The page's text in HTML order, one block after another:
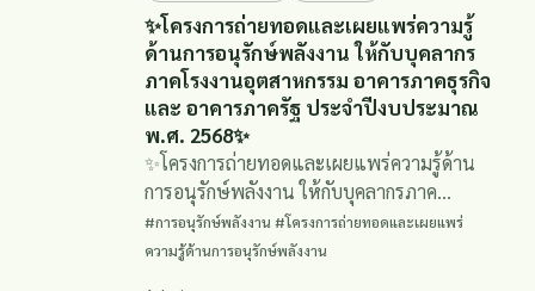
✨โครงการถ่ายทอดและเผยแพร่ความรู้
ด้านการอนุรักษ์พลังงาน ให้กับบุคลากร
ภาคโรงงานอุตสาหกรรม อาคารภาคธุรกิจ
และ อาคารภาครัฐ ประจำปีงบประมาณ
พ.ศ. 2568✨
✨โครงการถ่ายทอดและเผยแพร่ความรู้ด้าน
การอนุรักษ์พลังงาน ให้กับบุคลากรภาค
โรงงานอุตสาหกรรม อาคารภาคธุรกิจ และ
อาคารภาครัฐ ประจำปีงบประมาณ พ.ศ.
#การอนุรักษ์พลังงาน #โครงการถ่ายทอดและเผยแพร่
ความรู้ด้านการอนุรักษ์พลังงาน